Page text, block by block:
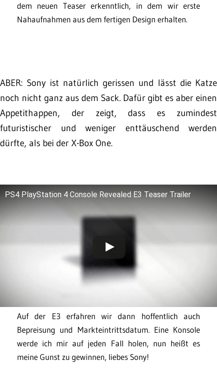
dem neuen Teaser erkenntlich, in dem wir erste
Nahaufnahmen aus dem fertigen Design erhalten.
ABER: Sony ist natürlich gerissen und lässt die Katze
noch nicht ganz aus dem Sack. Dafür gibt es aber einen
Appetithappen, der zeigt, dass es zumindest
futuristischer und weniger enttäuschend werden
dürfte, als bei der X-Box One.
PS4 PlayStation 4 Console Revealed E3 Teaser Trailer
Auf der E3 erfahren wir dann hoffentlich auch
Bepreisung und Markteintrittsdatum. Eine Konsole
werde ich mir auf jeden Fall holen, nun heißt es
meine Gunst zu gewinnen, liebes Sony!